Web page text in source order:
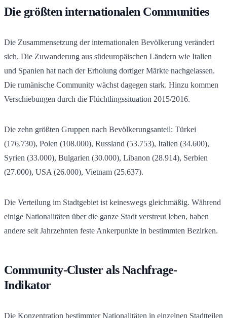
Die größten internationalen Communities
Die Zusammensetzung der internationalen Bevölkerung verändert
sich. Die Zuwanderung aus südeuropäischen Ländern wie Italien
und Spanien hat nach der Erholung dortiger Märkte nachgelassen.
Die rumänische Community wächst dagegen stark. Hinzu kommen
Verschiebungen durch die Flüchtlingssituation 2015/2016.
Die zehn größten Gruppen nach Bevölkerungsanteil: Türkei
(176.730), Polen (108.000), Russland (53.753), Italien (34.600),
Syrien (33.000), Bulgarien (30.000), Libanon (28.914), Serbien
(27.000), USA (26.000), Vietnam (25.637).
Die Verteilung im Stadtgebiet ist keineswegs gleichmäßig. Während
einige Nationalitäten über die ganze Stadt verstreut leben, haben
andere seit Jahrzehnten feste Ankerpunkte in bestimmten Bezirken.
Community-Cluster als Nachfrage-
Indikator
Die Konzentration bestimmter Nationalitäten in einzelnen Stadtteilen